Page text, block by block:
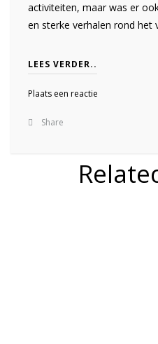
activiteiten, maar was er
en sterke verhalen rond het
LEES VERDER..
Plaats een reactie
Share